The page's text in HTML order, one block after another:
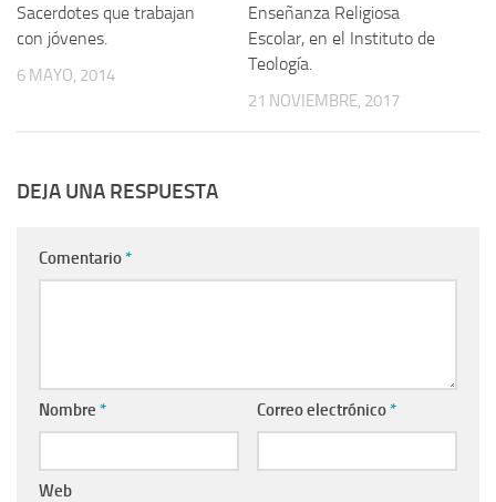
Sacerdotes que trabajan
con jóvenes.
6 MAYO, 2014
Enseñanza Religiosa
Escolar, en el Instituto de
Teología.
21 NOVIEMBRE, 2017
DEJA UNA RESPUESTA
Comentario *
Nombre * Correo electrónico *
Web